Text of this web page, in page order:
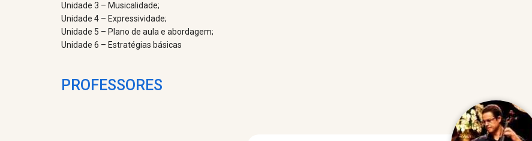
Unidade 3 – Musicalidade;
Unidade 4 – Expressividade;
Unidade 5 – Plano de aula e abordagem;
Unidade 6 – Estratégias básicas
PROFESSORES